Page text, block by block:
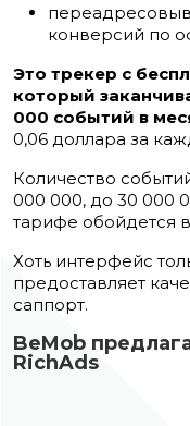
конверсий по
Это трекер с
который
000 событий в
0,06 доллара за
Количество
000 000, до 30 000
тарифе обойдется
Хоть интерфейс
предоставляет
саппорт.
BeMob
RichAds